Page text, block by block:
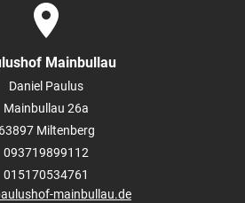
place
Mainbullau
Daniel Paulus
Mainbullau 26a
63897 Miltenberg
093719899112
015170534761
mainbullau.de